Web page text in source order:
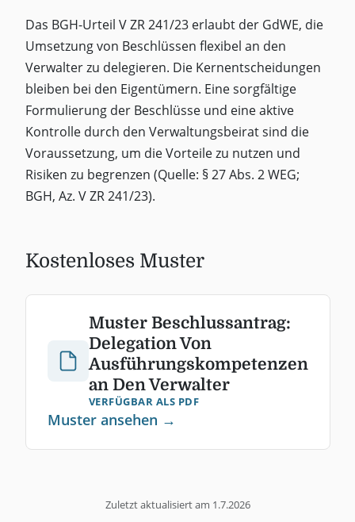
Das BGH-Urteil V ZR 241/23 erlaubt der GdWE, die
Umsetzung von Beschlüssen flexibel an den
Verwalter zu delegieren. Die Kernentscheidungen
bleiben bei den Eigentümern. Eine sorgfältige
Formulierung der Beschlüsse und eine aktive
Kontrolle durch den Verwaltungsbeirat sind die
Voraussetzung, um die Vorteile zu nutzen und
Risiken zu begrenzen (Quelle: § 27 Abs. 2 WEG;
BGH, Az. V ZR 241/23).
Kostenloses Muster
Muster Beschlussantrag:
Delegation Von
Ausführungskompetenzen
an Den Verwalter
VERFÜGBAR ALS PDF
Muster ansehen →
Zuletzt aktualisiert am 1.7.2026